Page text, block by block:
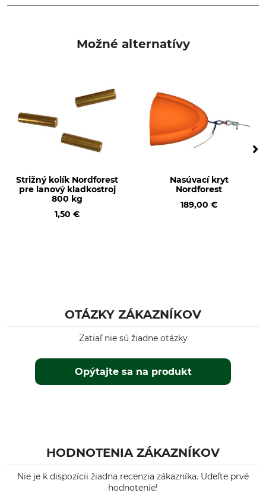
Možné alternatívy
Strižný kolík Nordforest
pre lanový kladkostroj
800 kg
1,50 €
Nasúvací kryt
Nordforest
189,00 €
OTÁZKY ZÁKAZNÍKOV
Opýtajte sa na produkt
Zatiaľ nie sú žiadne otázky
HODNOTENIA ZÁKAZNÍKOV
Nie je k dispozícii žiadna recenzia zákazníka. Udeľte prvé
hodnotenie!